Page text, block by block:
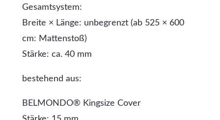
Gesamtsystem:
Breite × Länge: unbegrenzt (ab 525 × 600
cm: Mattenstoß)
Stärke: ca. 40 mm
bestehend aus:
BELMONDO® Kingsize Cover